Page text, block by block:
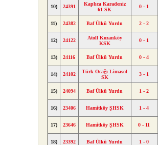
10) 24391
Kaplıca Karadeniz
61 SK
0 - 1
11) 24382 Baf Ülkü Yurdu 2 - 2
12) 24122
Atoll Kozanköy
KSK
0 - 1
13) 24116 Baf Ülkü Yurdu 0 - 4
14) 24102
Türk Ocağı Limasol
SK
3 - 1
15) 24094 Baf Ülkü Yurdu 1 - 2
16) 23406 Hamitköy ŞHSK 1 - 4
17) 23646 Hamitköy ŞHSK 0 - 11
18) 23392 Baf Ülkü Yurdu 1 - 0